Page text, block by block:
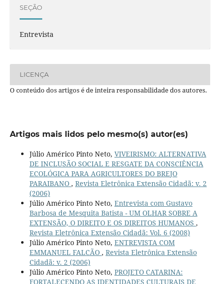
SEÇÃO
Entrevista
LICENÇA
O conteúdo dos artigos é de inteira responsabilidade dos autores.
Artigos mais lidos pelo mesmo(s) autor(es)
Júlio Américo Pinto Neto, VIVEIRISMO: ALTERNATIVA
DE INCLUSÃO SOCIAL E RESGATE DA CONSCIÊNCIA
ECOLÓGICA PARA AGRICULTORES DO BREJO
PARAIBANO , Revista Eletrônica Extensão Cidadã: v. 2
(2006)
Júlio Américo Pinto Neto, Entrevista com Gustavo
Barbosa de Mesquita Batista - UM OLHAR SOBRE A
EXTENSÃO, O DIREITO E OS DIREITOS HUMANOS ,
Revista Eletrônica Extensão Cidadã: Vol. 6 (2008)
Júlio Américo Pinto Neto, ENTREVISTA COM
EMMANUEL FALCÃO , Revista Eletrônica Extensão
Cidadã: v. 2 (2006)
Júlio Américo Pinto Neto, PROJETO CATARINA:
FORTALECENDO AS IDENTIDADES CULTURAIS DE